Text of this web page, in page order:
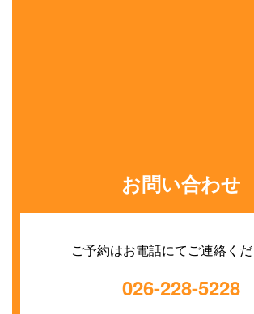
お問い合わせ
ご予約はお電話にてご連絡くだ
026-228-5228